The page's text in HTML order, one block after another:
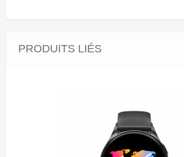
PRODUITS LIÉS